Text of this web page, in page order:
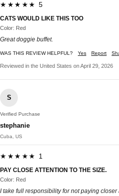
★★★★★ 5
CATS WOULD LIKE THIS TOO
Color: Red
Great doggie buffet.
WAS THIS REVIEW HELPFUL? Yes Report
Reviewed in the United States on April 29, 2026
S
Verified Purchase
stephanie
Cuba, US
★★★★★ 1
PAY CLOSE ATTENTION TO THE SIZE.
Color: Red
I take full responsibility for not paying